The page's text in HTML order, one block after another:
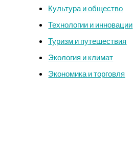
Культура и общество
Технологии и инновации
Туризм и путешествия
Экология и климат
Экономика и торговля